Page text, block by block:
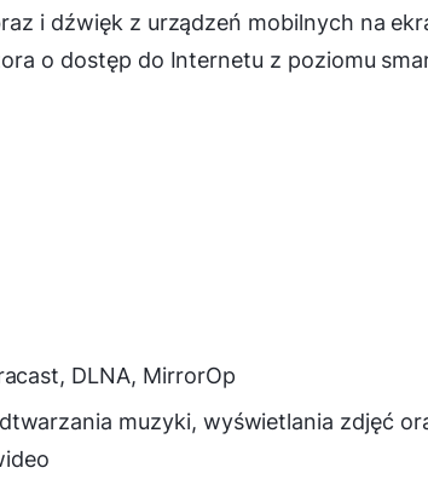
i dźwięk z urządzeń mobilnych na
o dostęp do Internetu z poziomu
DLNA, MirrorOp
muzyki, wyświetlania zdjęć